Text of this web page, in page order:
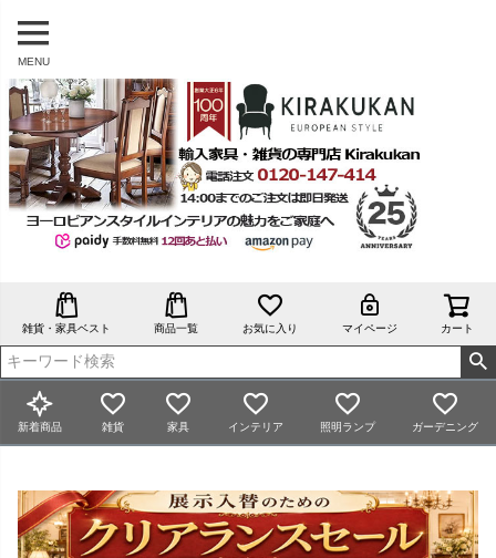
MENU
雑貨・家具ベスト 商品一覧 お気に入り マイページ カート
新着商品 雑貨 家具 インテリア 照明ランプ ガーデニング